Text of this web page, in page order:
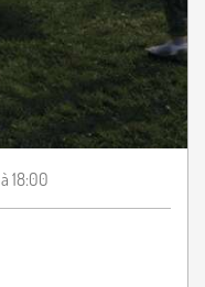
à 18:00